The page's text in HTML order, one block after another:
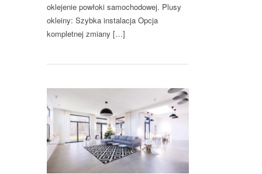
oklejenie powłoki samochodowej. Plusy
okleiny: Szybka instalacja Opcja
kompletnej zmiany […]